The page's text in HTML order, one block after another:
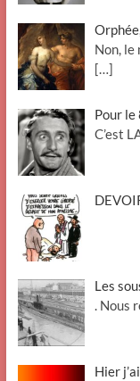
Non, le
[…]
Pour le
C’est
Les
. Nous
Hier